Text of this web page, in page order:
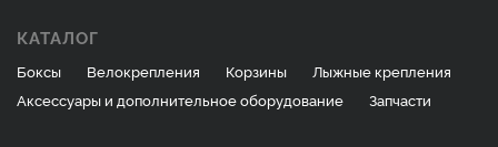
КАТАЛОГ
Боксы Велокрепления Корзины
Лыжные крепления
Аксессуары и дополнительное оборудование
Запчасти